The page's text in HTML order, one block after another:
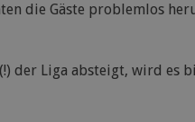
die Gäste problemlos
der Liga absteigt, wird es